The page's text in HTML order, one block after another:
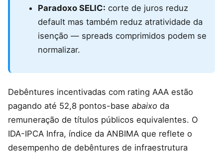
Paradoxo SELIC: corte de juros reduz
default mas também reduz atratividade da
isenção — spreads comprimidos podem se
normalizar.
Debêntures incentivadas com rating AAA estão
pagando até 52,8 pontos-base abaixo da
remuneração de títulos públicos equivalentes. O
IDA-IPCA Infra, índice da ANBIMA que reflete o
desempenho de debêntures de infraestrutura